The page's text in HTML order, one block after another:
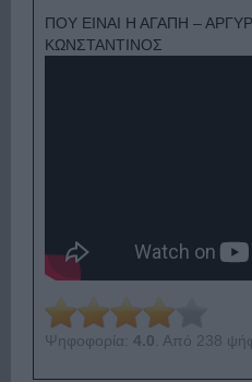
ΠΟΥ ΕΙΝΑΙ Η ΑΓΑΠΗ –
ΚΩΝΣΤΑΝΤΙΝΟΣ
Ψηφοφορία: 4.0 . Από 238